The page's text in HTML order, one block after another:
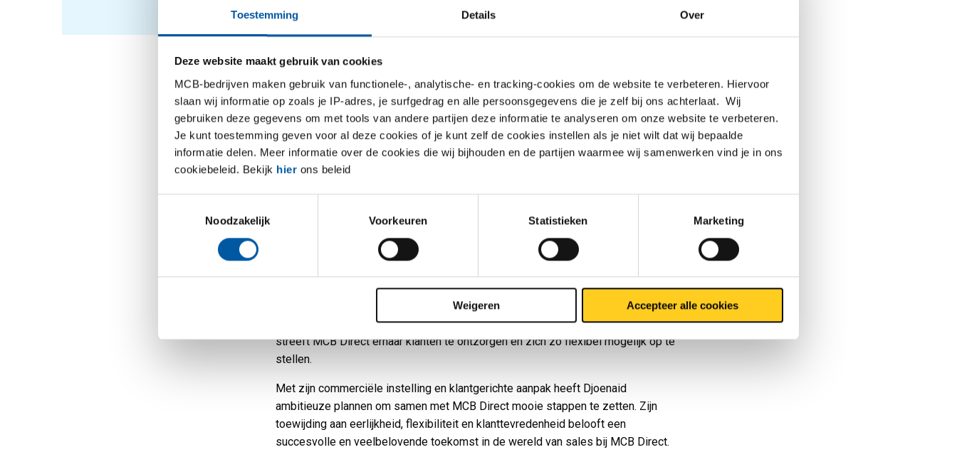
Toestemming Details Over
Deze website maakt gebruik van cookies
MCB-bedrijven maken gebruik van functionele-, analytische- en tracking-cookies om de website te verbeteren. Hiervoor
slaan wij informatie op zoals je IP-adres, je surfgedrag en alle persoonsgegevens die je zelf bij ons achterlaat. Wij
gebruiken deze gegevens om met tools van andere partijen deze informatie te analyseren om onze website te verbeteren.
Je kunt toestemming geven voor al deze cookies of je kunt zelf de cookies instellen als je niet wilt dat wij bepaalde
informatie delen. Meer informatie over de cookies die wij bijhouden en de partijen waarmee wij samenwerken vind je in ons
cookiebeleid. Bekijk hier ons beleid
Noodzakelijk
Voorkeuren Statistieken Marketing
Weigeren Accepteer alle cookies
Zijn periode als ondernemer bracht hem waardevolle inzichten over zichzelf en
het bedrijfsleven. Het zelf plannen van werkdagen en het kiezen van de meest
ondernemen ook betekent hard werken, zelfs als dat inhoudt dat je lange dagen
maakt. Met deze instelling is hij dan ook begonnen aan zijn loopbaan bij MCB
Direct, hard werken om zo verder te komen.
In zijn huidige rol bij de Sales Academy bij MCB Direct brengt Djoenaid zijn
ondernemerservaring mee om klanten op de best mogelijke manier te bedienen.
Een van zijn kwaliteiten is, zijn inschattingsvermogen. Djoenaid heeft het
oplossingen, zelfs als ze uitdagend zijn.
"Ik beloof geen dingen die ik niet waar kan maken,"
benadrukt Djoenaid. Hij streeft
alternatieven om de klant tevreden te stellen. Flexibiliteit is een kernwaarde in
zijn aanpak. Zelfs als een klant iets vraagt dat MCB Direct niet direct kan leveren,
zorgt het team ervoor dat het, indien mogelijk, alsnog wordt geregeld. Hiermee
streeft MCB Direct ernaar klanten te ontzorgen en zich zo flexibel mogelijk op te
stellen.
Met zijn commerciële instelling en klantgerichte aanpak heeft Djoenaid
ambitieuze plannen om samen met MCB Direct mooie stappen te zetten. Zijn
toewijding aan eerlijkheid, flexibiliteit en klanttevredenheid belooft een
succesvolle en veelbelovende toekomst in de wereld van sales bij MCB Direct.